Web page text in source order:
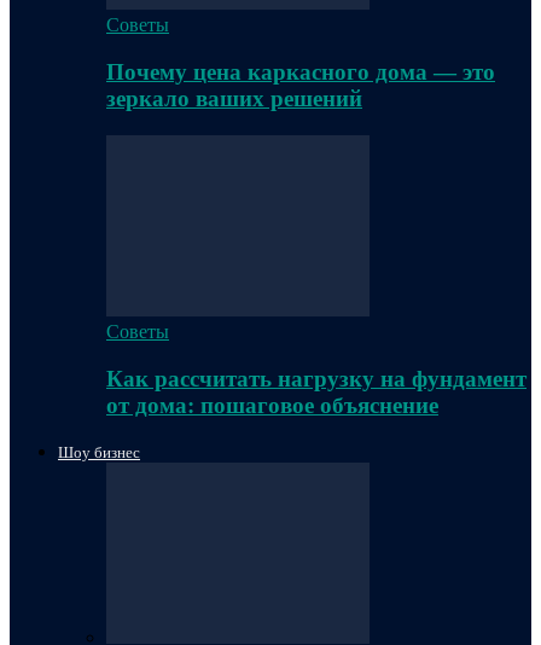
Советы
Почему цена каркасного дома — это
зеркало ваших решений
Советы
Как рассчитать нагрузку на фундамент
от дома: пошаговое объяснение
Шоу бизнес